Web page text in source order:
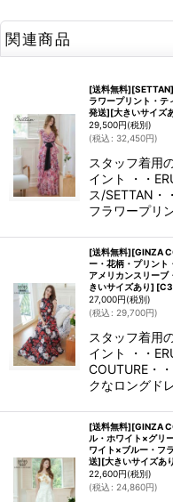
関連商品
[送料無料
ラワープリント・テ
発送][大きいサイズ
29,500円(税別)
(税込 : 32,450円)
スタッフ着用
イント ・・
ス/SETTAN・
フラワープリ
[送料無料][GINZA
ー・花柄・プリント
アメリカンスリー
きいサイズあり] [
27,000円(税別)
(税込 : 29,700円)
スタッフ着用
イント ・・
COUTURE・
クなロングド
[送料無料][GINZA
ル・ホワイト×グリ
ワイト×ブルー・フ
送][大きいサイズあ
22,600円(税別)
(税込 : 24,860円)